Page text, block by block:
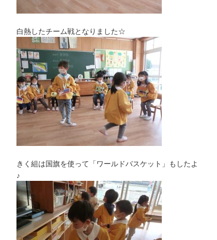
白熱したチーム戦となりました☆
きく組は国旗を使って「ワールドバスケット」もしたよ
♪